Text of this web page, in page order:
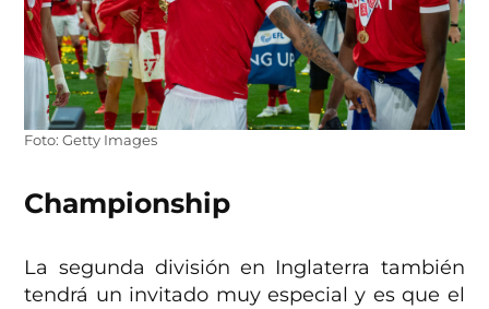
Foto: Getty Images
Championship
La segunda división en Inglaterra también
tendrá un invitado muy especial y es que el